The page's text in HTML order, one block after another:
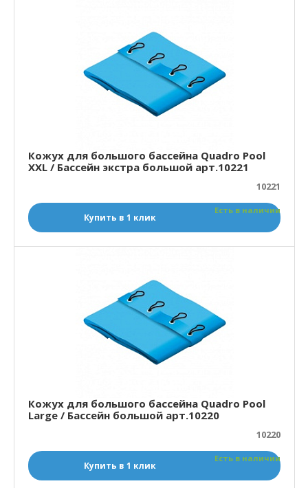
Кожух для большого бассейна Quadro Pool
XXL / Бассейн экстра большой арт.10221
10221
Есть в наличии
Купить в 1 клик
Кожух для большого бассейна Quadro Pool
Large / Бассейн большой арт.10220
10220
Есть в наличии
Купить в 1 клик